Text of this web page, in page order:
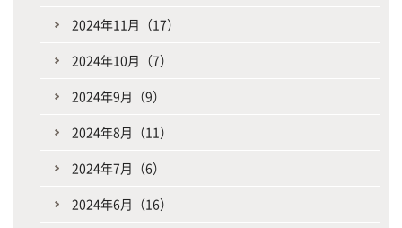
2024年11月（17）
2024年10月（7）
2024年9月（9）
2024年8月（11）
2024年7月（6）
2024年6月（16）